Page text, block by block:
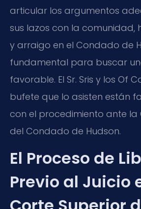
articular los argumentos
sus lazos con la comunidad,
y arraigo en el Condado de
fundamental para buscar
favorable. El Sr. Sris y los Of
bufete que lo asisten están
con el procedimiento ante la
del Condado de Hudson.
El Proceso de
Previo al Juicio